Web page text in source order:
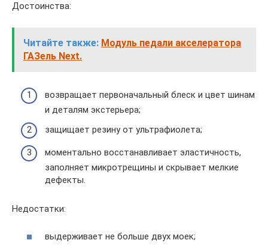
Достоинства:
Читайте также: Модуль педали акселератора
ГАЗель Next.
возвращает первоначальный блеск и цвет шинам
и деталям экстерьера;
защищает резину от ультрафиолета;
моментально восстанавливает эластичность,
заполняет микротрещины и скрывает мелкие
дефекты.
Недостатки:
выдерживает не больше двух моек;